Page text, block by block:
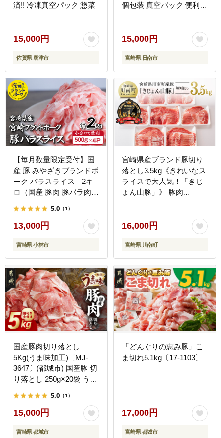
済!! 冷凍真空パック 惣菜
15,000円
佐賀県 唐津市
個包装 真空パック 便利
当 おかず 晩ご飯 おすす
め 使い切りサイズ 万能食
材 おすそ分け 宮崎県 日
南市 送料無料_C167-26-
2W
15,000円
宮崎県 日南市
【毎月数量限定受付】国
産 豚 みやざきブランドポ
ーク バラスライス 2キ
ロ（国産 豚肉 豚バラ肉
限定 小分け 宮崎 冷凍）
5.0 （1）
13,000円
宮崎県 小林市
宮崎県産ブランド豚切り
落とし3.5kg《きれいなス
ライスで大人気！「きじ
ょん山豚」》 豚肉
16,000円
宮崎県 川南町
国産豚肉切り落とし
5Kg(うま味加工)〔MJ-
3647〕(都城市) 国産豚 切
り落とし 250g×20袋 うま
味 冷凍 小分け
5.0 （1）
15,000円
宮崎県 都城市
「どんぐりの恵み豚」こ
ま切れ5.1kg〔17-1103〕
17,000円
宮崎県 都城市